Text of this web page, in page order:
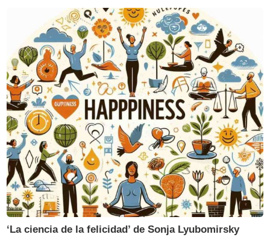
‘La ciencia de la felicidad’ de Sonja Lyubomirsky